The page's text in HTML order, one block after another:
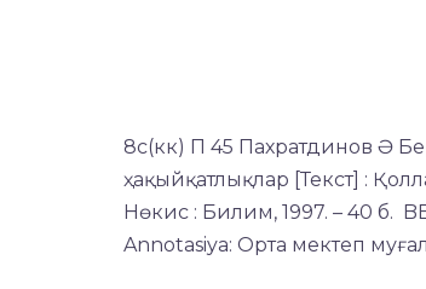
8с(кк) П 45 Пахратдинов Ә
ҳақыйқатлықлар [Текст] :
Нөкис : Билим, 1997. – 40 б.
Annotasiya: Орта мектеп